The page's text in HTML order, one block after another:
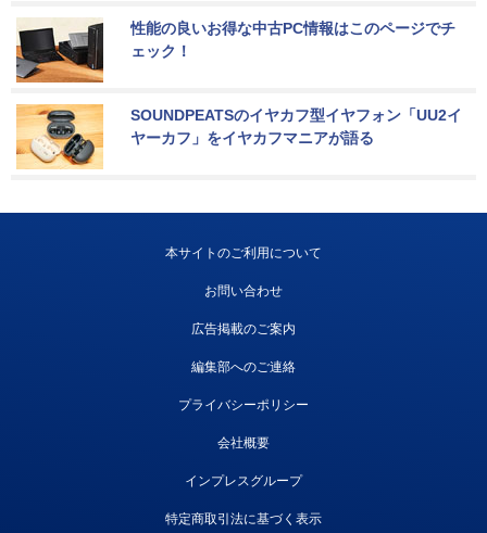
性能の良いお得な中古PC情報はこのページでチ
ェック！
SOUNDPEATSのイヤカフ型イヤフォン「UU2イ
ヤーカフ」をイヤカフマニアが語る
本サイトのご利用について
お問い合わせ
広告掲載のご案内
編集部へのご連絡
プライバシーポリシー
会社概要
インプレスグループ
特定商取引法に基づく表示